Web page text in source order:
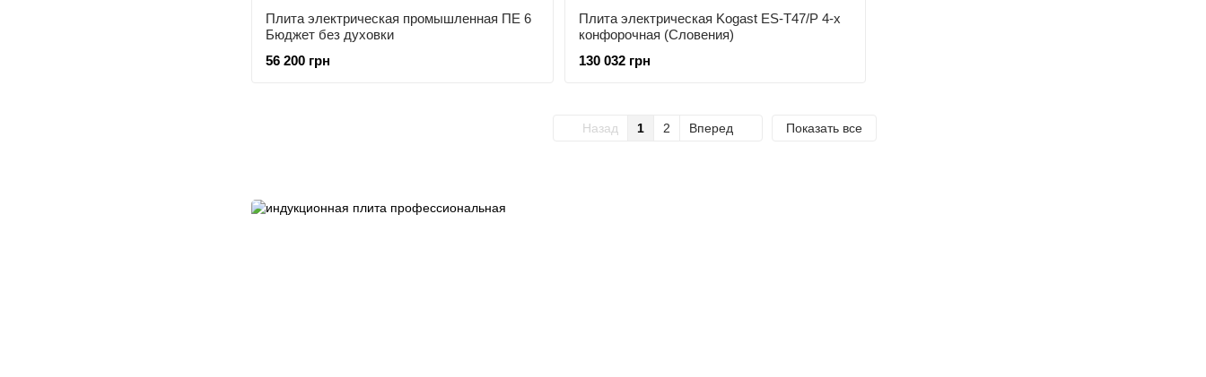
Плита электрическая промышленная ПЕ 6
Бюджет без духовки
56 200 грн
Плита электрическая Kogast ES-T47/P 4-х
конфорочная (Словения)
130 032 грн
Назад 1 2 Вперед Показать все